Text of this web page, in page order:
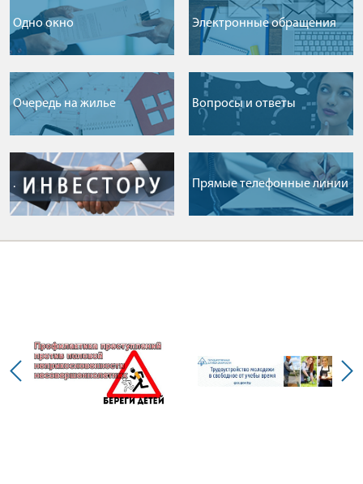
Одно окно Электронные обращения
Очередь на жилье Вопросы и ответы
. Прямые телефонные линии